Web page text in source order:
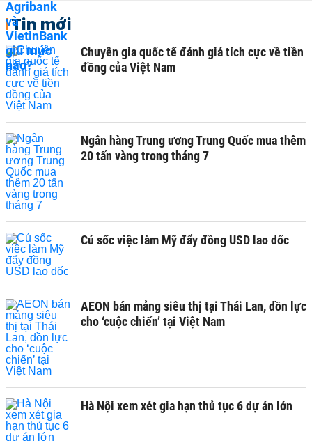
Tin mới
Chuyên gia quốc tế đánh giá tích cực về tiền
đồng của Việt Nam
Ngân hàng Trung ương Trung Quốc mua thêm
20 tấn vàng trong tháng 7
Cú sốc việc làm Mỹ đẩy đồng USD lao dốc
AEON bán mảng siêu thị tại Thái Lan, dồn lực
cho ‘cuộc chiến’ tại Việt Nam
Hà Nội xem xét gia hạn thủ tục 6 dự án lớn